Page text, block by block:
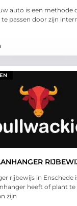
auto is een methode
passen door zijn
rijbewijs in Enschede
heeft of plant
zijn